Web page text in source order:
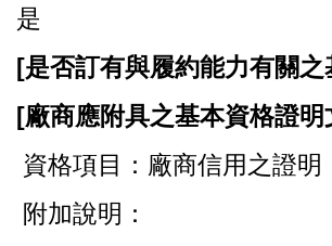
是
[是否訂有與履約能力有關
[廠商應附具之基本資格證
資格項目：廠商信用之證明
附加說明：